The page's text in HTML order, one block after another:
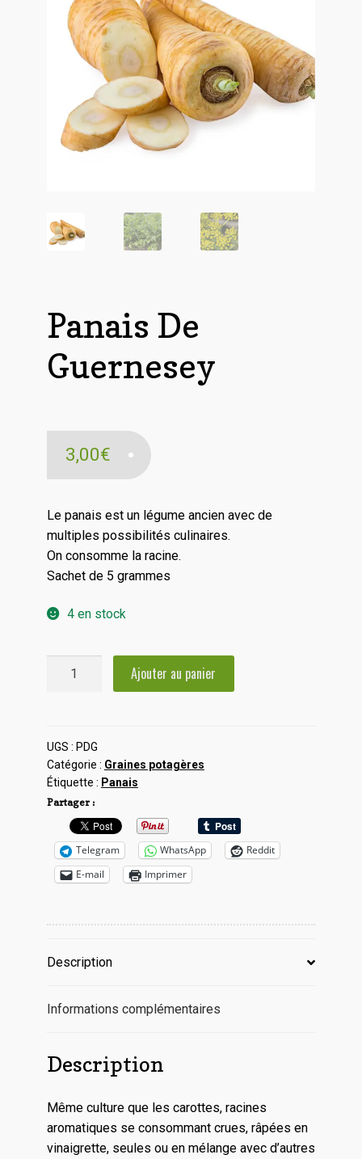
Panais De
Guernesey
3,00€
Le panais est un légume ancien avec de
multiples possibilités culinaires.
On consomme la racine.
Sachet de 5 grammes
4 en stock
quantité
Guernesey
Ajouter au panier
UGS : PDG
Catégorie : Graines potagères
Étiquette : Panais
Partager :
Telegram WhatsApp
Reddit
E-mail
Imprimer
Description
Informations complémentaires
Description
Même culture que les carottes, racines
aromatiques se consommant crues, râpées en
vinaigrette, seules ou en mélange avec d’autres